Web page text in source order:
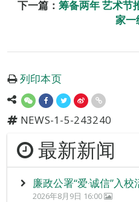
下一篇： 筹备两年 艺术节
家一
列印本页
NEWS-1-5-243240
最新新闻
廉政公署“爱‧诚信”入
2026年8月9日 16:00